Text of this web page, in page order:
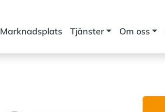
Marknadsplats Tjänster Om oss